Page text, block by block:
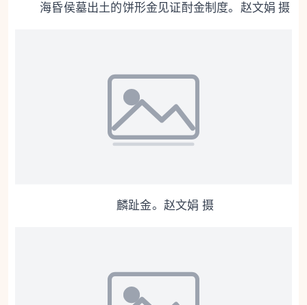
海昏侯墓出土的饼形金见证酎金制度。赵文娟 摄
麟趾金。赵文娟 摄